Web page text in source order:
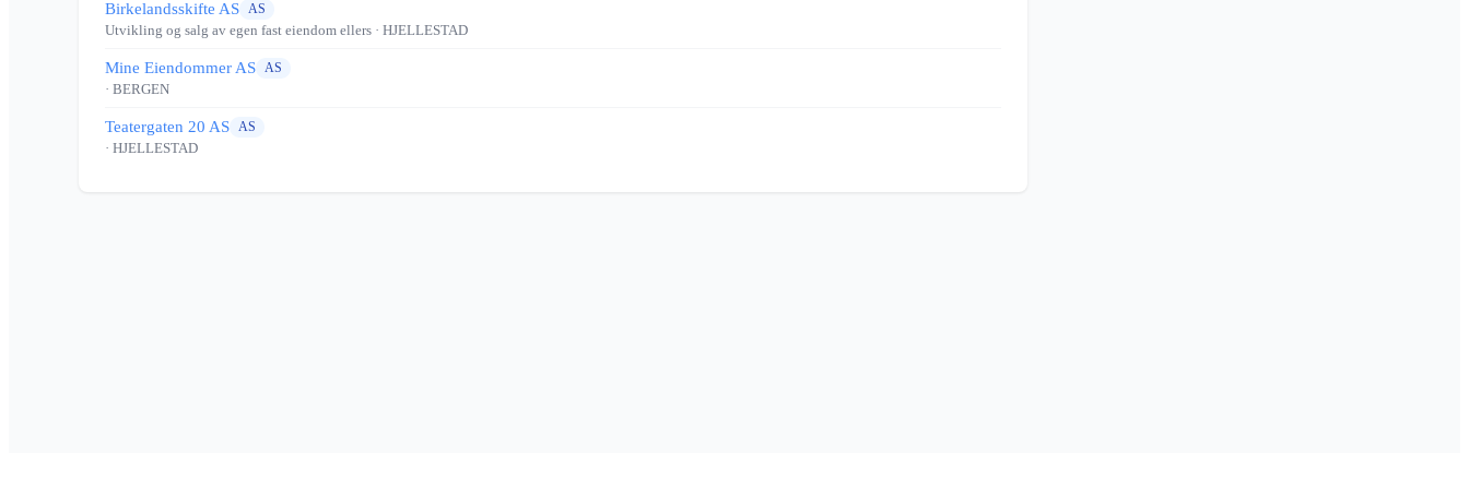
Birkelandsskifte AS AS
Utvikling og salg av egen fast eiendom ellers · HJELLESTAD
Mine Eiendommer AS AS
· BERGEN
Teatergaten 20 AS AS
· HJELLESTAD